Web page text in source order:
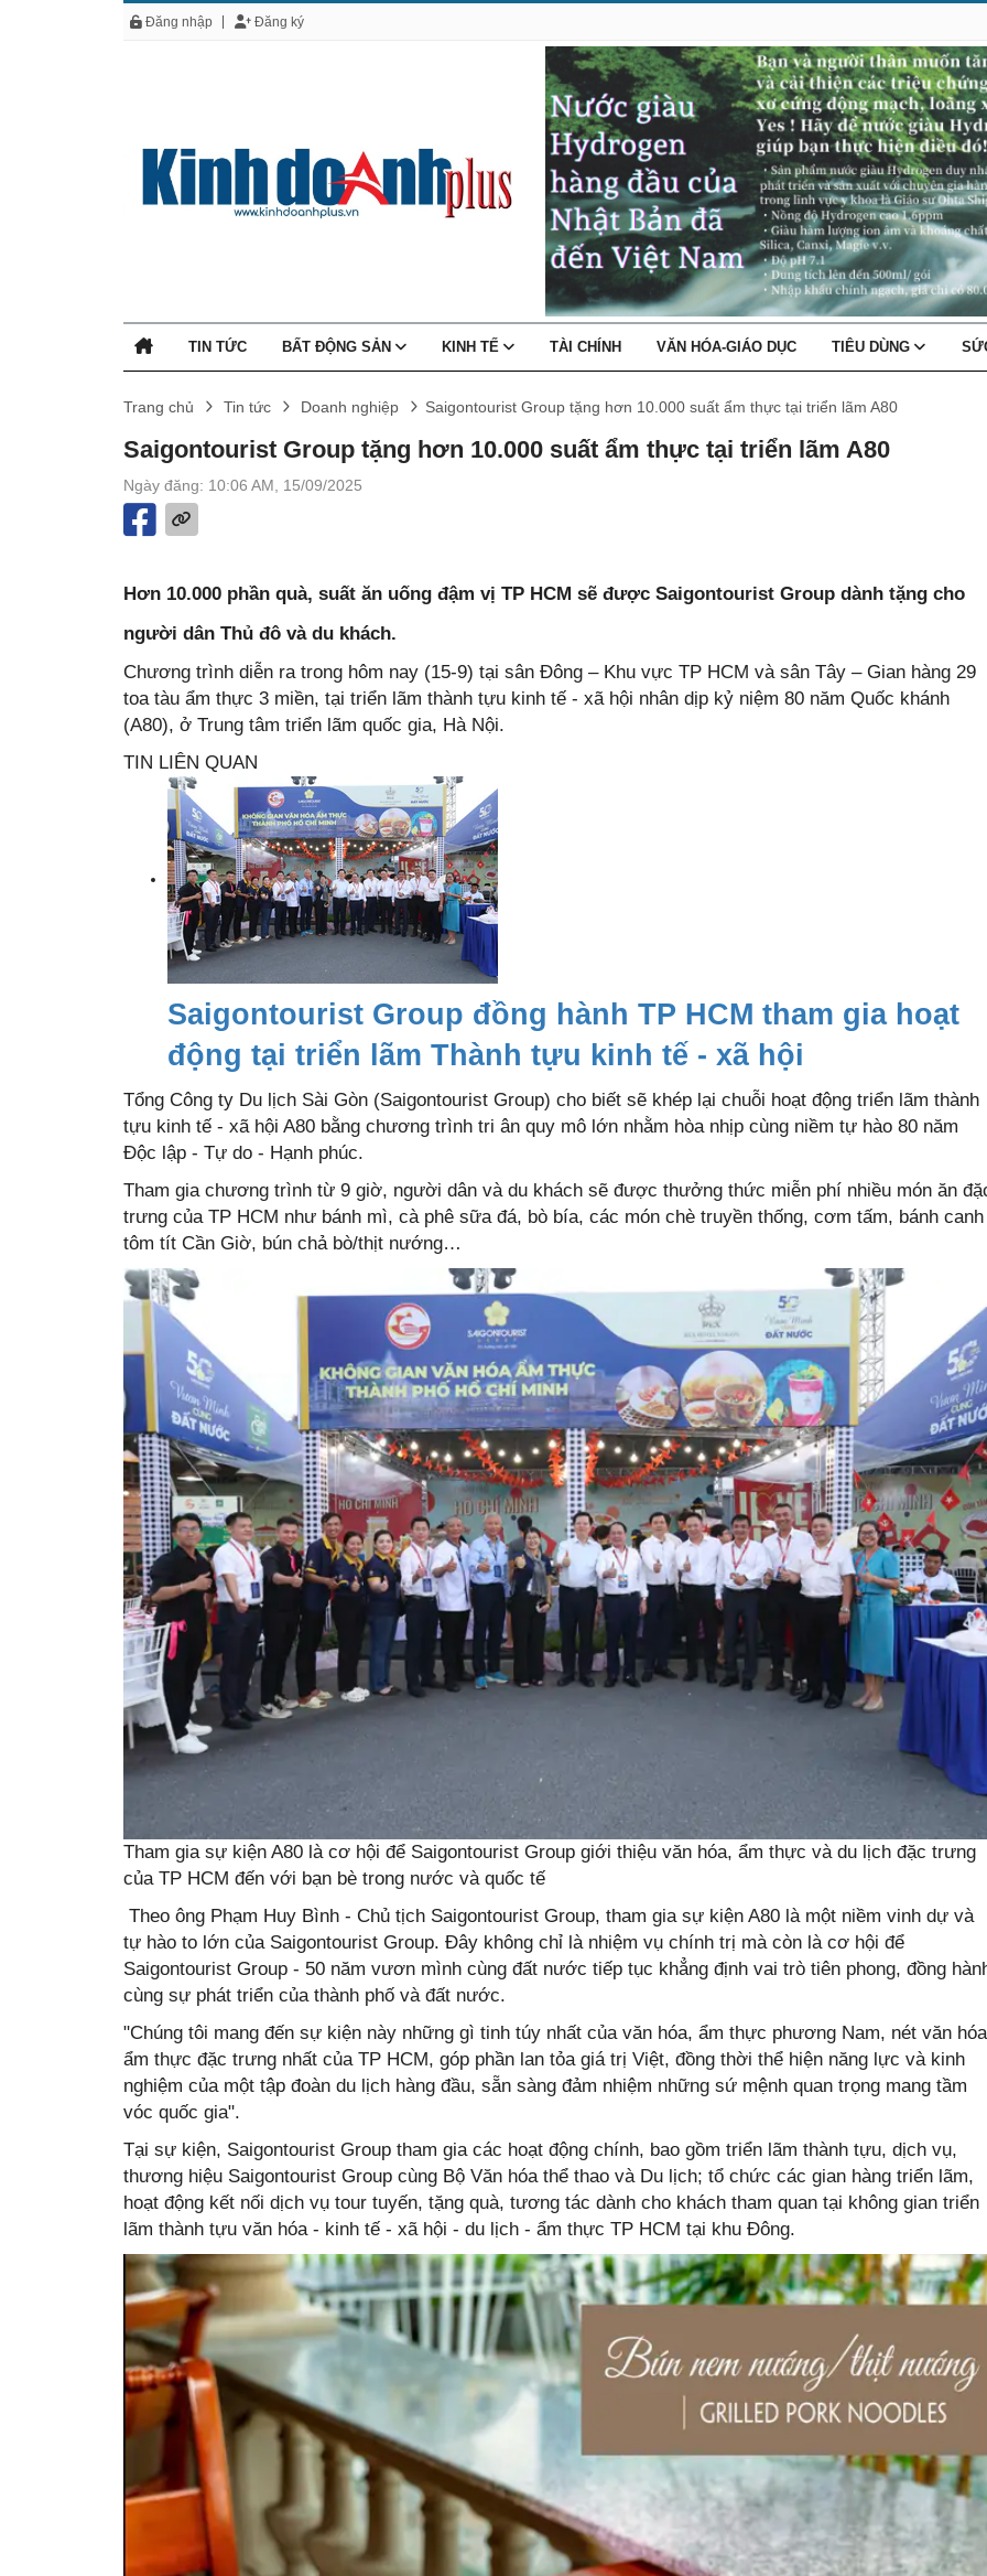
Đăng nhập Đăng ký
TIN TỨC BẤT ĐỘNG SẢN KINH TẾ TÀI CHÍNH VĂN HÓA-GIÁO DỤC TIÊU DÙNG
Trang chủ Tin tức Doanh nghiệp Saigontourist Group tặng hơn 10.000 suất ẩm thực tại triển lãm A80
Saigontourist Group tặng hơn 10.000 suất ẩm thực tại triển lãm A80
Ngày đăng: 10:06 AM, 15/09/2025
Hơn 10.000 phần quà, suất ăn uống đậm vị TP HCM sẽ được Saigontourist Group dành tặng cho
người dân Thủ đô và du khách.
Chương trình diễn ra trong hôm nay (15-9) tại sân Đông – Khu vực TP HCM và sân Tây – Gian hàng 29
toa tàu ẩm thực 3 miền, tại triển lãm thành tựu kinh tế - xã hội nhân dịp kỷ niệm 80 năm Quốc khánh
(A80), ở Trung tâm triển lãm quốc gia, Hà Nội.
TIN LIÊN QUAN
Saigontourist Group đồng hành TP HCM tham gia hoạt
động tại triển lãm Thành tựu kinh tế - xã hội
Tổng Công ty Du lịch Sài Gòn (Saigontourist Group) cho biết sẽ khép lại chuỗi hoạt động triển lãm thành
tựu kinh tế - xã hội A80 bằng chương trình tri ân quy mô lớn nhằm hòa nhịp cùng niềm tự hào 80 năm
Độc lập - Tự do - Hạnh phúc.
Tham gia chương trình từ 9 giờ, người dân và du khách sẽ được thưởng thức miễn phí nhiều món ăn
trưng của TP HCM như bánh mì, cà phê sữa đá, bò bía, các món chè truyền thống, cơm tấm, bánh canh
tôm tít Cần Giờ, bún chả bò/thịt nướng…
Tham gia sự kiện A80 là cơ hội để Saigontourist Group giới thiệu văn hóa, ẩm thực và du lịch đặc trưng
của TP HCM đến với bạn bè trong nước và quốc tế
Theo ông Phạm Huy Bình - Chủ tịch Saigontourist Group, tham gia sự kiện A80 là một niềm vinh dự và
tự hào to lớn của Saigontourist Group. Đây không chỉ là nhiệm vụ chính trị mà còn là cơ hội để
Saigontourist Group - 50 năm vươn mình cùng đất nước tiếp tục khẳng định vai trò tiên phong, đồng
cùng sự phát triển của thành phố và đất nước.
"Chúng tôi mang đến sự kiện này những gì tinh túy nhất của văn hóa, ẩm thực phương Nam, nét văn hóa
ẩm thực đặc trưng nhất của TP HCM, góp phần lan tỏa giá trị Việt, đồng thời thể hiện năng lực và kinh
nghiệm của một tập đoàn du lịch hàng đầu, sẵn sàng đảm nhiệm những sứ mệnh quan trọng mang tầm
vóc quốc gia".
Tại sự kiện, Saigontourist Group tham gia các hoạt động chính, bao gồm triển lãm thành tựu, dịch vụ,
thương hiệu Saigontourist Group cùng Bộ Văn hóa thể thao và Du lịch; tổ chức các gian hàng triển lãm,
hoạt động kết nối dịch vụ tour tuyến, tặng quà, tương tác dành cho khách tham quan tại không gian triển
lãm thành tựu văn hóa - kinh tế - xã hội - du lịch - ẩm thực TP HCM tại khu Đông.